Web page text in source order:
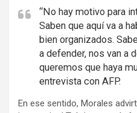
“No hay motivo para
Saben que aquí va a
bien organizados.
a defender, nos van a
queremos que haya
entrevista con AFP.
En ese sentido, Morales